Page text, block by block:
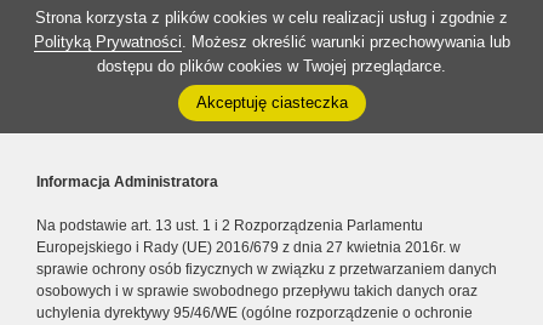
Strona korzysta z plików cookies w celu realizacji usług i zgodnie z
Polityką Prywatności. Możesz określić warunki przechowywania lub
dostępu do plików cookies w Twojej przeglądarce.
Akceptuję ciasteczka
Informacja Administratora
Na podstawie art. 13 ust. 1 i 2 Rozporządzenia Parlamentu
Europejskiego i Rady (UE) 2016/679 z dnia 27 kwietnia 2016r. w
sprawie ochrony osób fizycznych w związku z przetwarzaniem danych
osobowych i w sprawie swobodnego przepływu takich danych oraz
uchylenia dyrektywy 95/46/WE (ogólne rozporządzenie o ochronie